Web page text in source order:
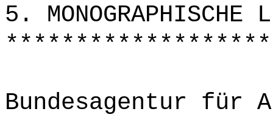
5. MONOGRAPHISCHE
Bundesagentur für